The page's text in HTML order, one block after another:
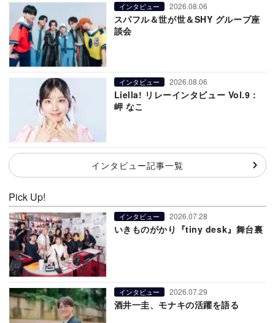
インタビュー 2026.08.06
スパフル＆世が世＆SHY グループ座
談会
インタビュー 2026.08.06
Liella! リレーインタビュー Vol.9：
岬 なこ
インタビュー記事一覧
Pick Up!
インタビュー 2026.07.28
いきものがかり『tiny desk』舞台裏
インタビュー 2026.07.29
酒井一圭、モナキの活躍を語る